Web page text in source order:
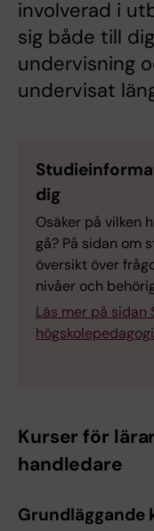
involverad i
sig både till
undervisning
undervisat
dig
Osäker på vilken
gå? På sidan om
översikt över
nivåer och
Läs mer på
Kurser för
handledare
Grundläggande